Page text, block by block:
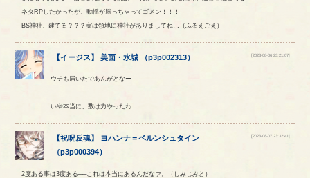
ネタRPしたかったが、動揺が勝っちゃってゴメン！！！
BS神社、建てる？？？実は領地に神社がありましてね…（ふるえごえ）
【イージス 】美面 ・水城 （p3p002313） [2023-08-06 23:21:07]
ウチも届いたであんがとなー
いや本当に、数は力やったわ…
【祝呪反魂】 ヨハンナ＝ベルンシュタイン
（p3p000394）
[2023-08-07 23:32:41]
2度ある事は3度ある──これは本当にあるんだなァ。（しみじみと）